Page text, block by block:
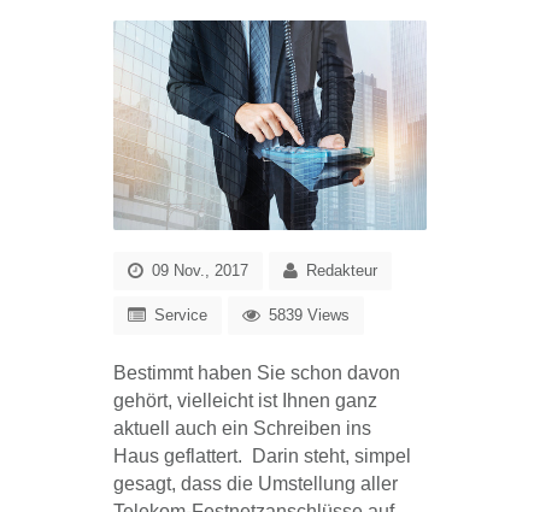
09 Nov., 2017 Redakteur
Service 5839 Views
Bestimmt haben Sie schon davon
gehört, vielleicht ist Ihnen ganz
aktuell auch ein Schreiben ins
Haus geflattert. Darin steht, simpel
gesagt, dass die Umstellung aller